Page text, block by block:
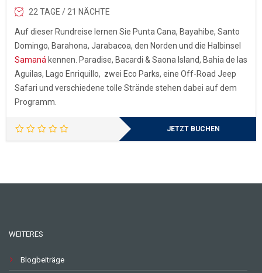
22 TAGE / 21 NÄCHTE
Auf dieser Rundreise lernen Sie Punta Cana, Bayahibe, Santo
Domingo, Barahona, Jarabacoa, den Norden und die Halbinsel
Samaná kennen. Paradise, Bacardi & Saona Island, Bahia de las
Aguilas, Lago Enriquillo, zwei Eco Parks, eine Off-Road Jeep
Safari und verschiedene tolle Strände stehen dabei auf dem
Programm.
JETZT BUCHEN
WEITERES
Blogbeiträge